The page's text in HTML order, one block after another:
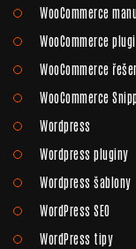
WooCommerce
WooCommerce
WooCommerce
WooCommerce
Wordpress
Wordpress pluginy
Wordpress šablony
WordPress SEO
WordPress tipy